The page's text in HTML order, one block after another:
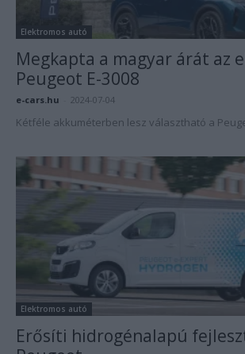
Elektromos autó
Megkapta a magyar árát az
Peugeot E-3008
e-cars.hu 2024-07-04
Kétféle akkuméterben lesz választható a
Elektromos autó
Erősíti hidrogénalapú